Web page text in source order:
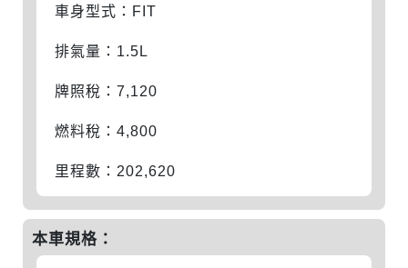
車身型式：FIT
排氣量：1.5L
牌照稅：7,120
燃料稅：4,800
里程數：202,620
本車規格：